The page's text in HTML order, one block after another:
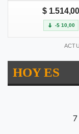
$ 1.514,00
-$ 10,00
HOY ES